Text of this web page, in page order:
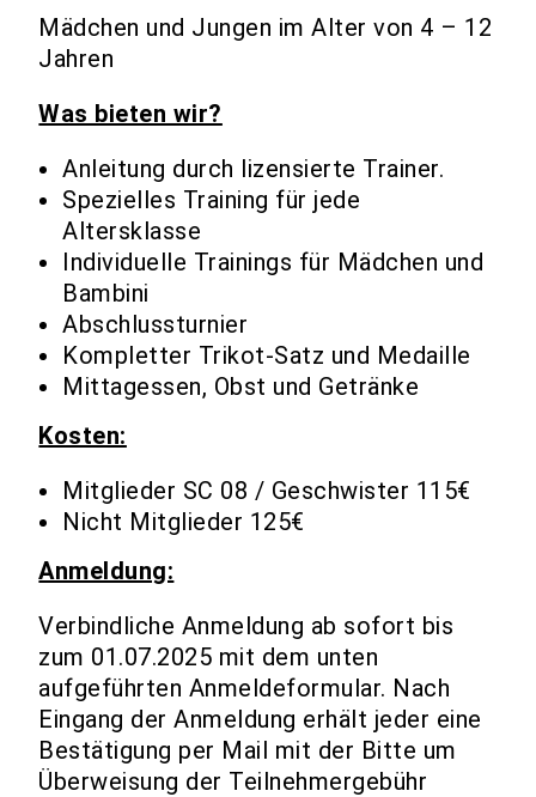
Mädchen und Jungen im Alter von 4 – 12
Jahren
Was bieten wir?
Anleitung durch lizensierte Trainer.
Spezielles Training für jede
Altersklasse
Individuelle Trainings für Mädchen und
Bambini
Abschlussturnier
Kompletter Trikot-Satz und Medaille
Mittagessen, Obst und Getränke
Kosten:
Mitglieder SC 08 / Geschwister 115€
Nicht Mitglieder 125€
Anmeldung:
Verbindliche Anmeldung ab sofort bis
zum 01.07.2025 mit dem unten
aufgeführten Anmeldeformular. Nach
Eingang der Anmeldung erhält jeder eine
Bestätigung per Mail mit der Bitte um
Überweisung der Teilnehmergebühr